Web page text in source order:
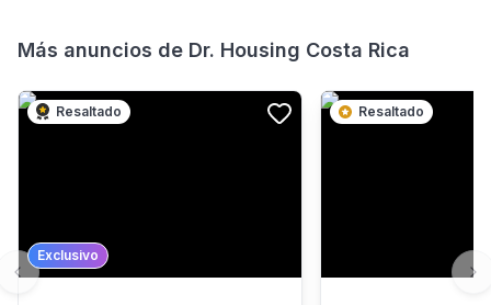
Más anuncios de Dr. Housing Costa Rica
Resaltado
Exclusivo
Resaltado
Previous slide